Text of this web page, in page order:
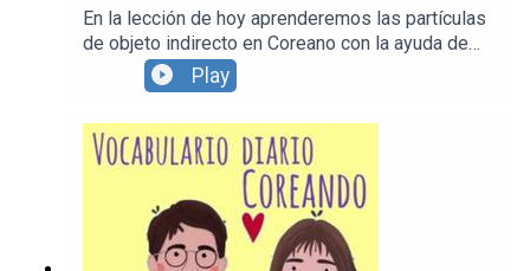
En la lección de hoy aprenderemos las partículas
de objeto indirecto en Coreano con la ayuda de
personas nativas en Español y Coreano.Apoyanos
para seguir creando contenido y continuar con
Coreando:https://supporter.acast.com/coreandoD
escarga el pdf de la lección en la descripción del
video de nuestro canal de youtube:
:https://www.youtube.com/watch?v=HppNHXlFK-
w&ab_channel=CoreandoRecuerda seguirnos en
todas nuestras redes
Play